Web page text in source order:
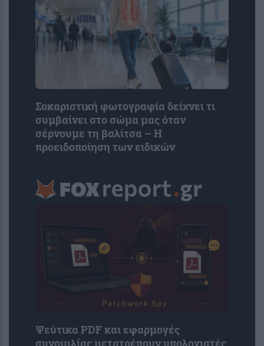
Σοκαριστική φωτογραφία δείχνει τι
συμβαίνει στο σώμα μας όταν
σέρνουμε τη βαλίτσα – Η
προειδοποίηση των ειδικών
Ψεύτικα PDF και εφαρμογές